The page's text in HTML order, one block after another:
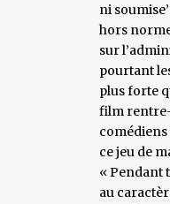
ni
hors
sur
pourtant
plus forte
film rentre-
ce jeu de
« Pendant
au